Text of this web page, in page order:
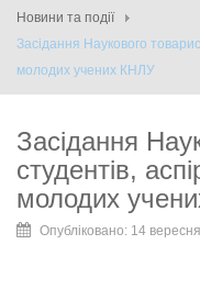
Новини та події
Засідання Наукового
молодих учених КНЛУ
Засідання
студентів,
молодих
Опубліковано: 14